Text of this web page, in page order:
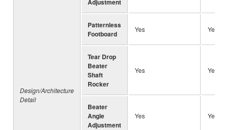
Design/Architecture
Detail
Adjustment
Patternless
Footboard
Yes Yes
Tear Drop
Beater
Shaft
Rocker
Yes Yes
Beater
Angle
Adjustment
Yes Yes